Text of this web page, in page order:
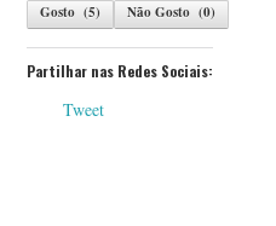
Gosto (5) Não Gosto (0)
Partilhar nas Redes Sociais:
Tweet